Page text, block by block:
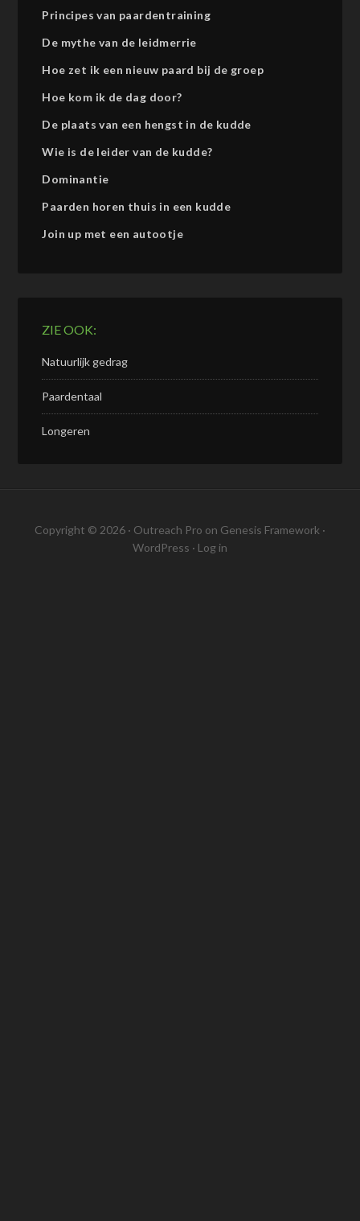
Principes van paardentraining
De mythe van de leidmerrie
Hoe zet ik een nieuw paard bij de groep
Hoe kom ik de dag door?
De plaats van een hengst in de kudde
Wie is de leider van de kudde?
Dominantie
Paarden horen thuis in een kudde
Join up met een autootje
ZIE OOK:
Natuurlijk gedrag
Paardentaal
Longeren
Copyright © 2026 · Outreach Pro on Genesis Framework ·
WordPress · Log in